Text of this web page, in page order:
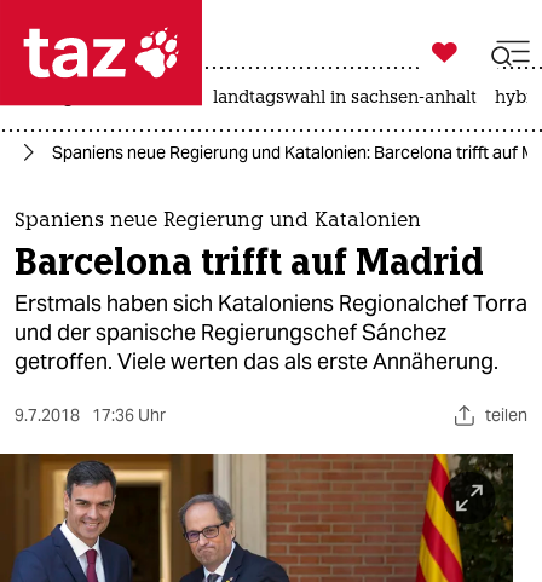
 taz zahl ich
taz zahl ich
themen
politik
öko
gesellschaft
sport
berlin

taz zahl ich
landtagswahl in sachsen-anhalt
Spaniens neue Regierung und Katalonien: Barcelona trifft auf
Spaniens neue Regierung und Katalonien
Barcelona trifft auf Madrid
Erstmals haben sich Kataloniens Regionalchef Torra
und der spanische Regierungschef Sánchez
getroffen. Viele werten das als erste Annäherung.
9.7.2018 17:36 Uhr teilen